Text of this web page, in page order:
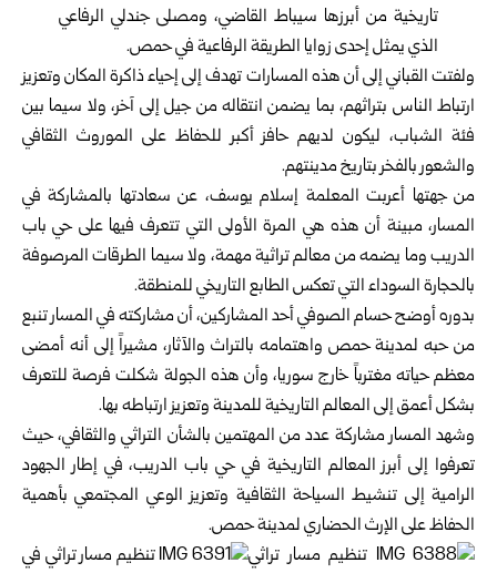
‏تاريخية من أبرزها سيباط القاضي، ومصلى جندلي الرفاعي
‏الذي يمثل إحدى زوايا الطريقة الرفاعية في حمص‎.‎
ولفتت القباني إلى أن هذه المسارات تهدف إلى إحياء ذاكرة ‏المكان وتعزيز
ارتباط الناس بتراثهم، بما يضمن انتقاله من جيل ‏إلى آخر، ولا سيما بين
فئة الشباب، ليكون لديهم حافز أكبر للحفاظ ‏على الموروث الثقافي
والشعور بالفخر بتاريخ مدينتهم‎.‎
من جهتها أعربت المعلمة إسلام يوسف، عن سعادتها بالمشاركة ‏في
المسار، مبينة أن هذه هي المرة الأولى التي تتعرف فيها ‏على حي باب
الدريب وما يضمه من معالم تراثية مهمة، ولا سيما ‏الطرقات المرصوفة
بالحجارة السوداء التي تعكس الطابع ‏التاريخي للمنطقة‎.‎
بدوره أوضح حسام الصوفي أحد المشاركين، أن مشاركته في ‏المسار تنبع
من حبه لمدينة حمص واهتمامه بالتراث والآثار، ‏مشيراً إلى أنه أمضى
معظم حياته مغترباً خارج سوريا، وأن ‏هذه الجولة شكلت فرصة للتعرف
بشكل أعمق إلى المعالم ‏التاريخية للمدينة وتعزيز ارتباطه بها‎.‎
وشهد المسار مشاركة عدد من المهتمين بالشأن التراثي ‏والثقافي، حيث
تعرفوا إلى أبرز المعالم التاريخية في حي باب ‏الدريب، في إطار الجهود
الرامية إلى تنشيط السياحة الثقافية ‏وتعزيز الوعي المجتمعي بأهمية
الحفاظ على الإرث الحضاري ‏لمدينة حمص‎.‎